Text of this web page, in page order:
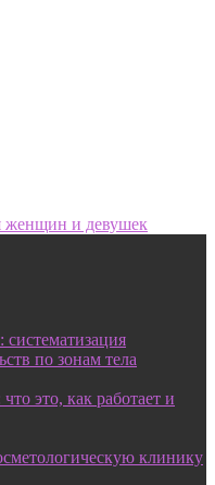
женщин и девушек
систематизация
по зонам тела
это, как работает и
клинику